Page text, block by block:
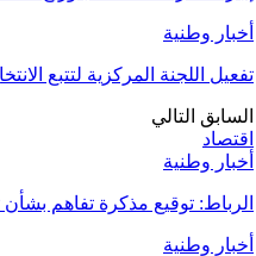
أخبار وطنية
تفعيل اللجنة المركزية لتتبع
السابق التالي
اقتصاد
أخبار وطنية
الرباط: توقيع مذكرة تفاهم بشأن
أخبار وطنية